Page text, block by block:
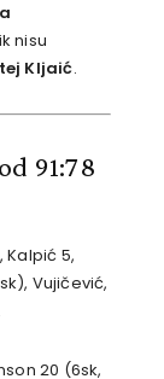
nisu
Kljaić.
91:78
Kalpić 5,
Vujičević,
20 (6sk,